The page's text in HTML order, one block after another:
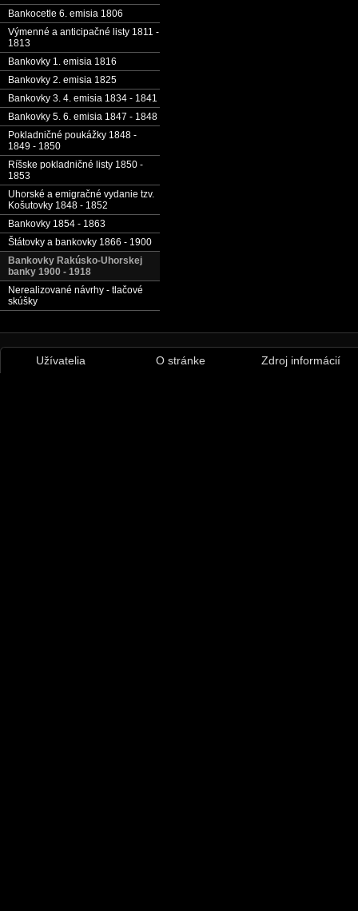
Bankocetle 6. emisia 1806
Výmenné a anticipačné listy 1811 -
1813
Bankovky 1. emisia 1816
Bankovky 2. emisia 1825
Bankovky 3. 4. emisia 1834 - 1841
Bankovky 5. 6. emisia 1847 - 1848
Pokladničné poukážky 1848 -
1849 - 1850
Ríšske pokladničné listy 1850 -
1853
Uhorské a emigračné vydanie tzv.
Košutovky 1848 - 1852
Bankovky 1854 - 1863
Štátovky a bankovky 1866 - 1900
Bankovky Rakúsko-Uhorskej
banky 1900 - 1918
Nerealizované návrhy - tlačové
skúšky
Užívatelia O stránke Zdroj informácií